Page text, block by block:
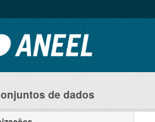
de dados